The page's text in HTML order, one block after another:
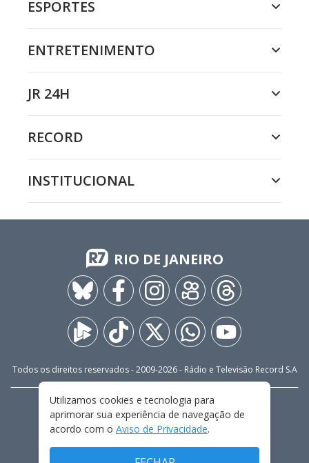
ESPORTES
ENTRETENIMENTO
JR 24H
RECORD
INSTITUCIONAL
RIO DE JANEIRO
Todos os direitos reservados - 2009-2026- Rádio e Televisão Record S.A
FALE CONOSCO
PRIVACIDADE
TERMOS E CONDIÇÕES DE USO
Utilizamos cookies e tecnologia para
aprimorar sua experiência de navegação de
acordo com o Aviso de Privacidade.